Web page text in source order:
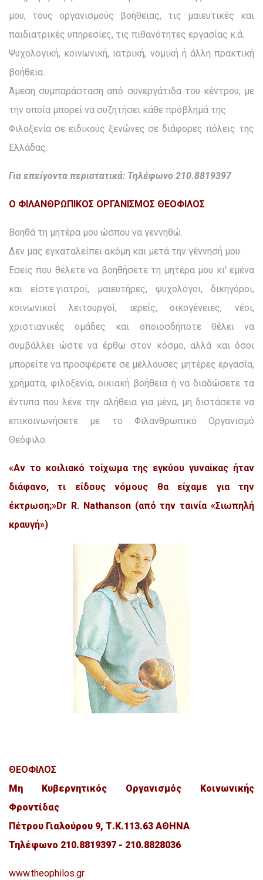
μου, τους οργανισμούς βοήθειας, τις μαιευτικές και
παιδιατρικές υπηρεσίες, τις πιθανότητες εργασίας κ.ά.
Ψυχολογική, κοινωνική, ιατρική, νομική ή άλλη πρακτική
βοήθεια.
Άμεση συμπαράσταση από συνεργάτιδα του κέντρου, με
την οποία μπορεί να συζητήσει κάθε πρόβλημά της.
Φιλοξενία σε ειδικούς ξενώνες σε διάφορες πόλεις της
Ελλάδας.
Για επείγοντα περιστατικά: Τηλέφωνο 210.8819397
Ο ΦΙΛΑΝΘΡΩΠΙΚΟΣ ΟΡΓΑΝΙΣΜΟΣ ΘΕΟΦΙΛΟΣ
Βοηθά τη μητέρα μου ώσπου να γεννηθώ.
Δεν μας εγκαταλείπει ακόμη και μετά την γέννησή μου.
Εσείς που θέλετε να βοηθήσετε τη μητέρα μου κι' εμένα
και είστε:γιατροί, μαιευτήρες, ψυχολόγοι, δικηγόροι,
κοινωνικοί λειτουργοί, ιερείς, οικογένειες, νέοι,
χριστιανικές ομάδες και οποιοσδήποτε θέλει να
συμβάλλει ώστε να έρθω στον κόσμο, αλλά και όσοι
μπορείτε να προσφέρετε σε μέλλουσες μητέρες εργασία,
χρήματα, φιλοξενία, οικιακή βοήθεια ή να διαδώσετε τα
έντυπα που λένε την αλήθεια για μένα, μη διστάσετε να
επικοινωνήσετε με το Φιλανθρωπικό Οργανισμό
Θεόφιλο.
«Αν το κοιλιακό τοίχωμα της εγκύου γυναίκας ήταν
διάφανο, τι είδους νόμους θα είχαμε για την
έκτρωση;»Dr R. Nathanson(από την ταινία «Σιωπηλή
κραυγή»)
ΘΕΟΦΙΛΟΣ
Μη Κυβερνητικός Οργανισμός Κοινωνικής
Φροντίδας
Πέτρου Γιαλούρου 9, Τ.Κ.113.63 ΑΘΗΝΑ
Τηλέφωνο 210.8819397 - 210.8828036
www.theophilos.gr